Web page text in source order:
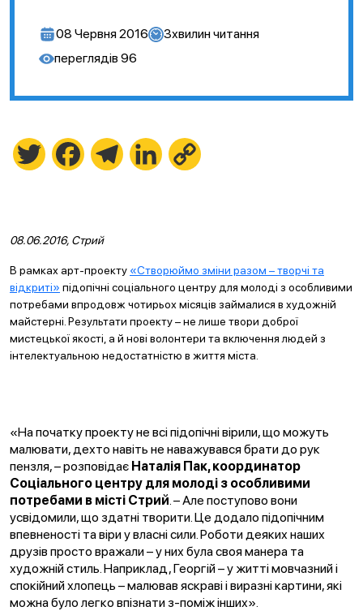
08 Червня 2016 3хвилин читання
переглядів 96
Twitter FacebookTelegramLinkedIn
08.06.2016, Стрий
В рамках арт-проекту «Створюймо зміни разом – творчі та
відкриті» підопічні соціального центру для молоді з особливими
потребами впродовж чотирьох місяців займалися в художній
майстерні. Результати проекту – не лише твори доброї
мистецької якості, а й нові волонтери та включення людей з
інтелектуальною недостатністю в життя міста.
«На початку проекту не всі підопічні вірили, що можуть
малювати, дехто навіть не наважувався брати до рук
пензля, – розповідає Наталія Пак, координатор
Соціального центру для молоді з особливими
потребами в місті Стрий. – Але поступово вони
усвідомили, що здатні творити. Це додало підопічним
впевненості та віри у власні сили. Роботи деяких наших
друзів просто вражали – у них була своя манера та
художній стиль. Наприклад, Георгій – у житті мовчазний і
спокійний хлопець – малював яскраві і виразні картини, які
можна було легко впізнати з-поміж інших».